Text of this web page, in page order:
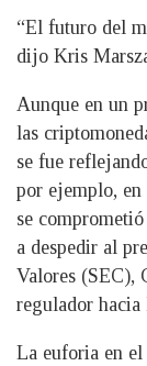
“El futuro del
dijo Kris
Aunque en un
las
se fue
por ejemplo,
se
a despedir al
Valores (SEC),
regulador
La euforia en el